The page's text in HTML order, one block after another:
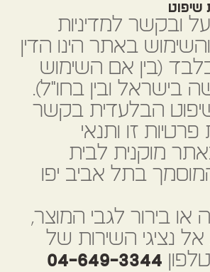
שיפוט
ובקשר למדיניות
באתר הינו הדין
(בין אם השימוש
בישראל ובין בחו"ל).
הבלעדית בקשר
פרטיות זו ותנאי
מוקנית לבית
בתל אביב יפו
בירור לגבי המוצר,
אל נציגי השירות של
04-649-3344